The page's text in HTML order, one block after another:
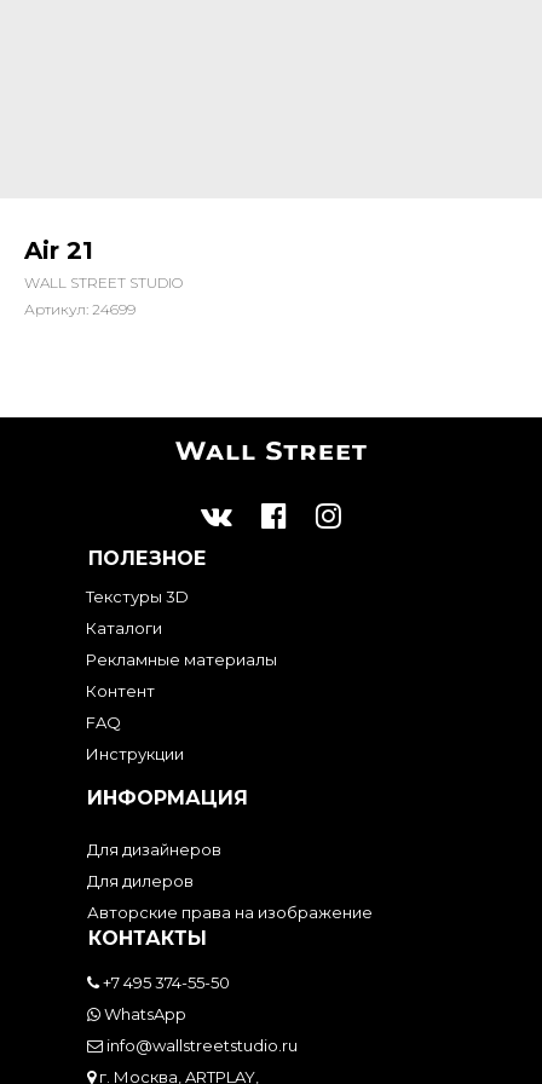
Air 21
WALL STREET STUDIO
Артикул: 24699
ПОЛЕЗНОЕ
Текстуры 3D
Каталоги
Рекламные материалы
Контент
FAQ
Инструкции
ИНФОРМАЦИЯ
Для дизайнеров
Для дилеров
Авторские права на изображение
КОНТАКТЫ
+7 495 374-55-50
WhatsApp
info@wallstreetstudio.ru
г. Москва, ARTPLAY,